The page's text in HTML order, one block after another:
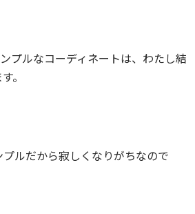
プルなコーディネートは、わたし結
。
ルだから寂しくなりがちなので